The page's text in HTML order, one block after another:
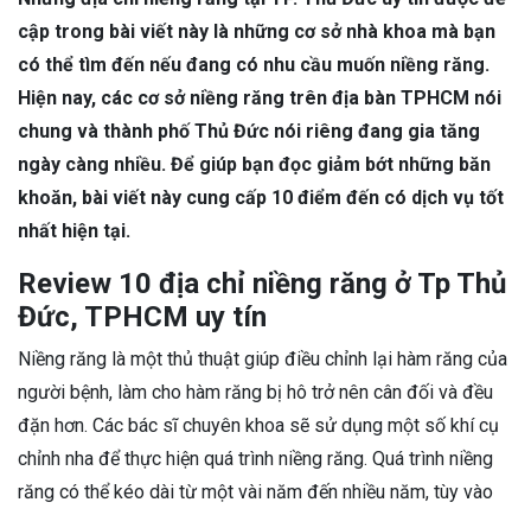
cập trong bài viết này là những cơ sở nhà khoa mà bạn
có thể tìm đến nếu đang có nhu cầu muốn niềng răng.
Hiện nay, các cơ sở niềng răng trên địa bàn TPHCM nói
chung và thành phố Thủ Đức nói riêng đang gia tăng
ngày càng nhiều. Để giúp bạn đọc giảm bớt những băn
khoăn, bài viết này cung cấp 10 điểm đến có dịch vụ tốt
nhất hiện tại.
Review 10 địa chỉ niềng răng ở Tp Thủ
Đức, TPHCM uy tín
Niềng răng là một thủ thuật giúp điều chỉnh lại hàm răng của
người bệnh, làm cho hàm răng bị hô trở nên cân đối và đều
đặn hơn. Các bác sĩ chuyên khoa sẽ sử dụng một số khí cụ
chỉnh nha để thực hiện quá trình niềng răng. Quá trình niềng
răng có thể kéo dài từ một vài năm đến nhiều năm, tùy vào